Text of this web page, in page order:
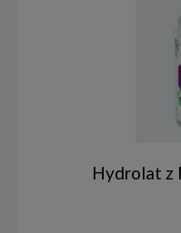
Hydrolat z